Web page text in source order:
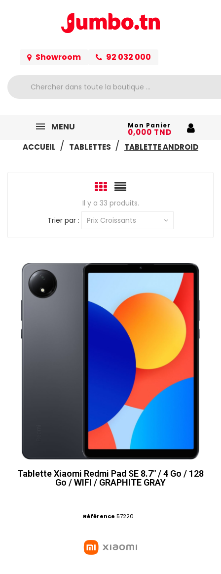
Showroom 92 032 000
MENU Mon Panier
0,000 TND
ACCUEIL
TABLETTES TABLETTE ANDROID
Il y a 33 produits.
Trier par :
Prix Croissants
Tablette Xiaomi Redmi Pad SE 8.7" / 4 Go / 128
Go / WIFI / GRAPHITE GRAY
Référence 57220